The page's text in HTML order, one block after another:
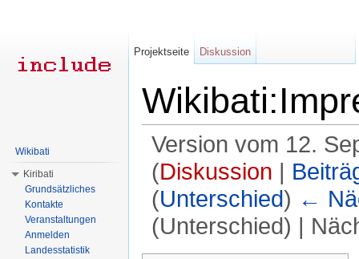
Version vom 12.
(Diskussion |
(Unterschied) ←
(Unterschied) |
Projektseite Diskussion
Wikibati
Kiribati
Grundsätzliches
Kontakte
Veranstaltungen
Anmelden
Landesstatistik